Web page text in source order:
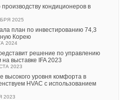
кондиционеров в
2025
план по инвестированию 74,3
Корею
2024
решение по управлению
выставке IFA 2023
2023
высокого уровня комфорта в
HVAC с использованием
2023